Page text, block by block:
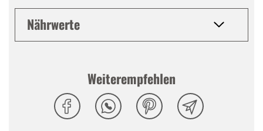
Tasting Notes
Nase: Tee, vollreife Früchte
Vanillenoten, Zimt und Nelken
Nährwerte
Weiterempfehlen